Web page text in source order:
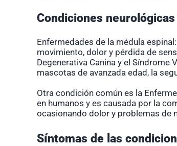
Condiciones
Enfermedades de la médula
movimiento, dolor y pérdida de
Degenerativa Canina y el Síndrome
mascotas de avanzada edad, la
Otra condición común es la
en humanos y es causada por la
ocasionando dolor y problemas de
Síntomas de las